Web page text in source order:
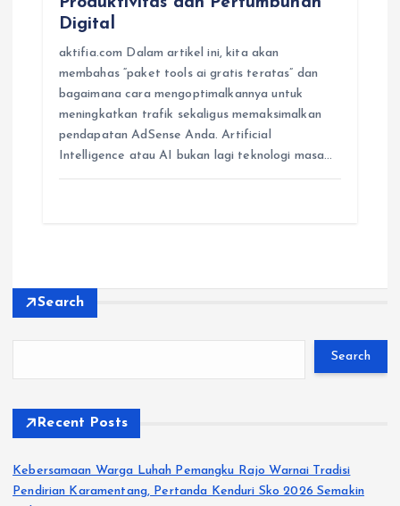
Digital
aktifia.com Dalam artikel ini, kita akan
membahas “paket tools ai gratis teratas” dan
bagaimana cara mengoptimalkannya untuk
meningkatkan trafik sekaligus memaksimalkan
pendapatan AdSense Anda. Artificial
Intelligence atau AI bukan lagi teknologi masa…
Search
Search
Recent Posts
Kebersamaan Warga Luhah Pemangku Rajo Warnai Tradisi
Pendirian Karamentang, Pertanda Kenduri Sko 2026 Semakin